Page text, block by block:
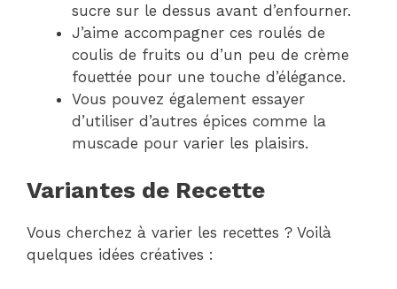
sucre sur le dessus avant d’enfourner.
J’aime accompagner ces roulés de
coulis de fruits ou d’un peu de crème
fouettée pour une touche d’élégance.
Vous pouvez également essayer
d’utiliser d’autres épices comme la
muscade pour varier les plaisirs.
Variantes de Recette
Vous cherchez à varier les recettes ? Voilà
quelques idées créatives :